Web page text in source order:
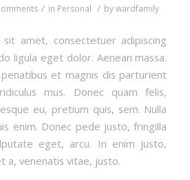
/ in Personal / bywardfamily
amet, consectetuer adipiscing
ligula eget dolor. Aenean massa.
et magnis dis parturient
mus. Donec quam felis,
eu, pretium quis, sem. Nulla
enim. Donec pede justo, fringilla
eget, arcu. In enim justo,
a, venenatis vitae, justo.